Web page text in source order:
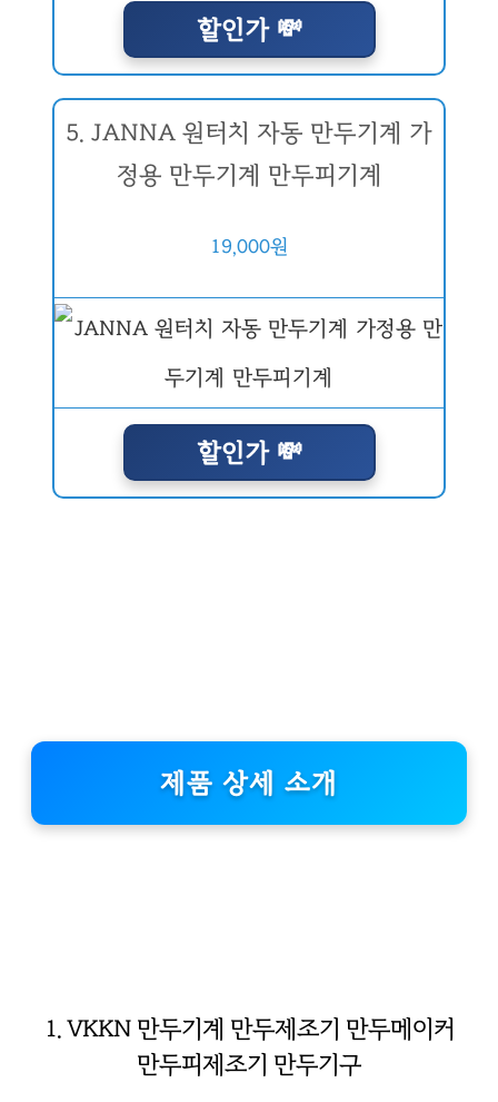
할인가 💸
5. JANNA 원터치 자동 만두기계 가
정용 만두기계 만두피기계
19,000원
할인가 💸
제품 상세 소개
1. VKKN 만두기계 만두제조기 만두메이커
만두피제조기 만두기구